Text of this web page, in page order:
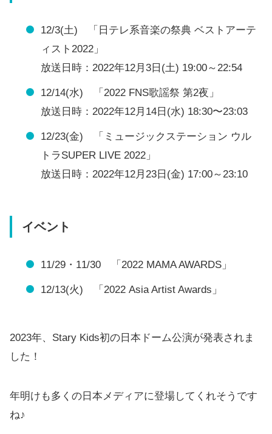
12/3(土) 「日テレ系音楽の祭典 ベストアーテ
ィスト2022」
放送日時：2022年12月3日(土) 19:00～22:54
12/14(水) 「2022 FNS歌謡祭 第2夜」
放送日時：2022年12月14日(水) 18:30〜23:03
12/23(金) 「ミュージックステーション ウル
トラSUPER LIVE 2022」
放送日時：2022年12月23日(金) 17:00～23:10
イベント
11/29・11/30 「2022 MAMA AWARDS」
12/13(火) 「2022 Asia Artist Awards」
2023年、Stary Kids初の日本ドーム公演が発表されま
した！
年明けも多くの日本メディアに登場してくれそうです
ね♪